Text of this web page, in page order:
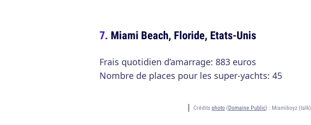
Miami Beach, Floride, Etats-Unis
Frais quotidien d’amarrage: 883 euros
Nombre de places pour les super-yachts: 45
Crédits photo (Domaine Public) : Miamiboyz (talk)